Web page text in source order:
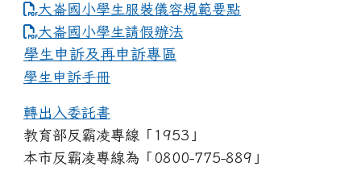
大崙國小學生服裝儀容規範要點
link to https://www.dles.tyc.edu.tw/uploads/
大崙國小學生請假辦法
學生申訴及再申訴專區
學生申訴手冊
轉出入委託書
教育部反霸凌專線「1953」
本市反霸凌專線為「0800-775-889」